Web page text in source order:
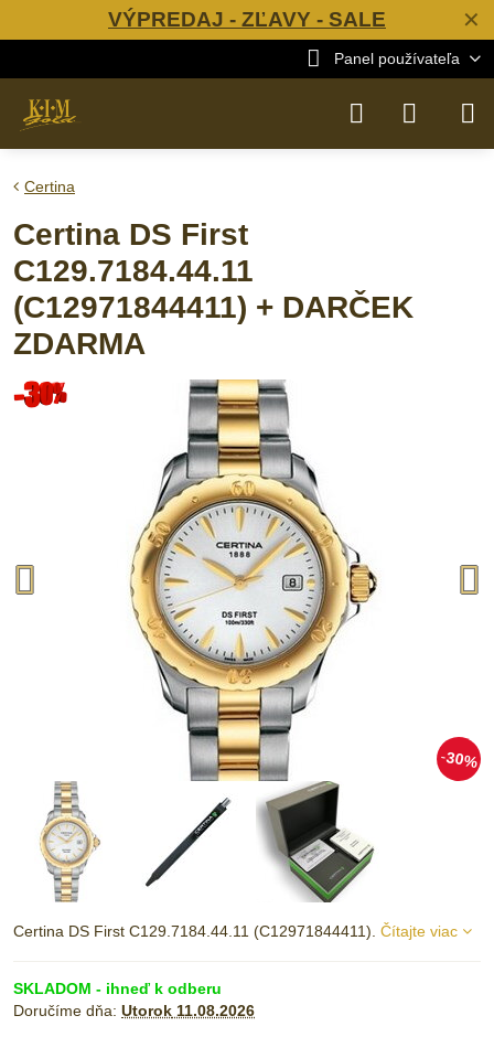
✕
VÝPREDAJ - ZĽAVY - SALE
Panel používateľa
30%
Certina
Certina DS First
C129.7184.44.11
(C12971844411) + DARČEK
ZDARMA
Certina DS First C129.7184.44.11 (C12971844411). Čítajte viac
SKLADOM - ihneď k odberu
Doručíme dňa: Utorok 11.08.2026